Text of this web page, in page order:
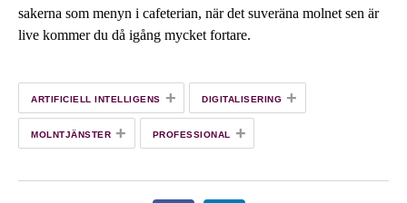
sakerna som menyn i cafeterian, när det suveräna molnet sen är
live kommer du då igång mycket fortare.
ARTIFICIELL INTELLIGENS + DIGITALISERING +
MOLNTJÄNSTER + PROFESSIONAL +